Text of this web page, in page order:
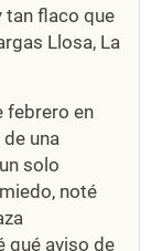
tan flaco que
Llosa, La
febrero en
una
solo
noté
qué aviso de